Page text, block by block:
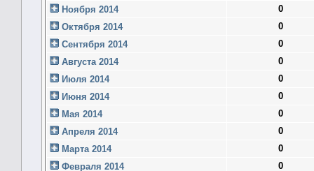
Ноября 2014
0
Октября 2014
0
Сентября 2014
0
Августа 2014
0
Июля 2014
0
Июня 2014
0
Мая 2014
0
Апреля 2014
0
Марта 2014
0
Февраля 2014
0